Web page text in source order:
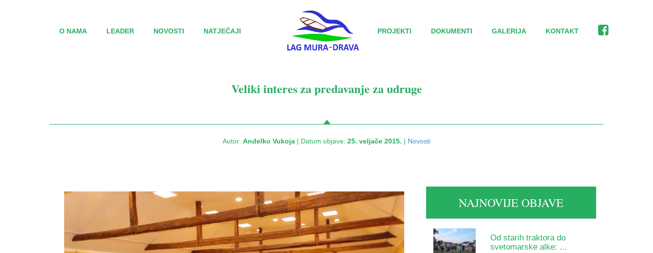
O NAMA LEADER NOVOSTI NATJEČAJI PROJEKTI DOKUMENTI GALERIJA KONTAKT
Veliki interes za predavanje za udruge
Autor: Anđelko Vukoja | Datum objave: 25. veljače 2015. | Novosti
NAJNOVIJE OBJAVE
Od starih traktora do
svetomarske alke: ...